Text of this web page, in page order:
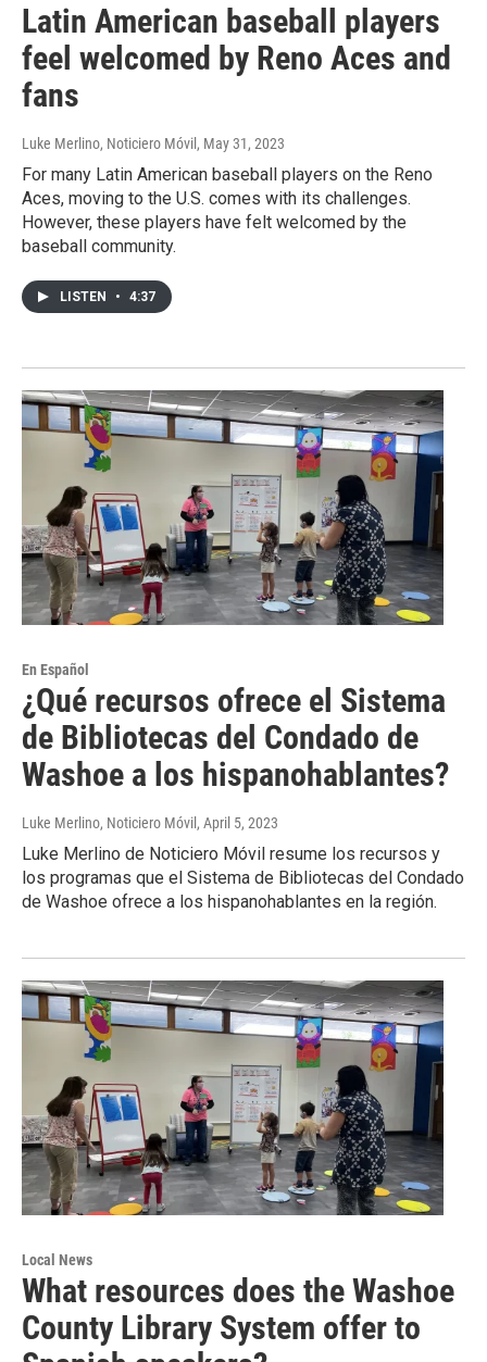
Latin American baseball players
feel welcomed by Reno Aces and
fans
Luke Merlino, Noticiero Móvil , May 31, 2023
For many Latin American baseball players on the Reno
Aces, moving to the U.S. comes with its challenges.
However, these players have felt welcomed by the
baseball community.
LISTEN • 4:37
En Español
¿Qué recursos ofrece el Sistema
de Bibliotecas del Condado de
Washoe a los hispanohablantes?
Luke Merlino, Noticiero Móvil , April 5, 2023
Luke Merlino de Noticiero Móvil resume los recursos y
los programas que el Sistema de Bibliotecas del Condado
de Washoe ofrece a los hispanohablantes en la región.
Local News
What resources does the Washoe
County Library System offer to